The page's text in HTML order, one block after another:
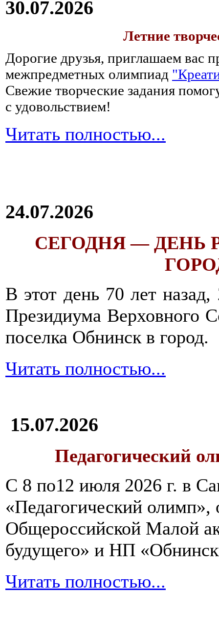
30.07.2026
Летние
Дорогие друзья, приглашаем вас
межпредметных олимпиад
Свежие творческие задания
с удовольствием!
Читать полностью...
24.07.2026
СЕГОДНЯ — ДЕНЬ
В этот день 70 лет
Президиума Верховного
поселка Обнинск в город.
Читать полностью...
15.07.2026
Педагогический
С 8 по12 июля 2026 г. в
«Педагогический олимп»,
Общероссийской Малой
будущего» и НП
Читать полностью...